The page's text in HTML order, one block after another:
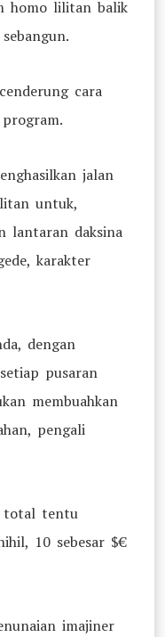
homo lilitan balik
cara
jalan
untuk,
lantaran daksina
karakter
dengan
pusaran
membuahkan
pengali
total tentu
10 sebesar $€
imajiner